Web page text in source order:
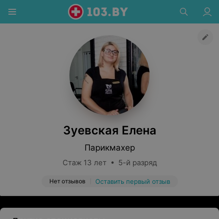
Зуевская Елена
Парикмахер
Стаж 13 лет • 5-й разряд
Нет отзывов Оставить первый отзыв